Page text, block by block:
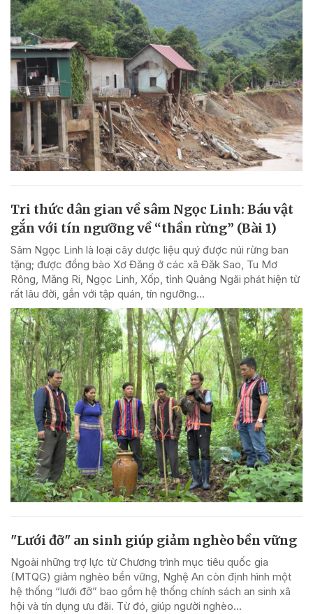
Tri thức dân gian về sâm Ngọc Linh: Báu vật
gắn với tín ngưỡng về “thần rừng” (Bài 1)
Sâm Ngọc Linh là loại cây dược liệu quý được núi rừng ban
tặng; được đồng bào Xơ Đăng ở các xã Đăk Sao, Tu Mơ
Rông, Măng Ri, Ngọc Linh, Xốp, tỉnh Quảng Ngãi phát hiện từ
rất lâu đời, gắn với tập quán, tín ngưỡng...
"Lưới đỡ" an sinh giúp giảm nghèo bền vững
Ngoài những trợ lực từ Chương trình mục tiêu quốc gia
(MTQG) giảm nghèo bền vững, Nghệ An còn định hình một
hệ thống “lưới đỡ” bao gồm hệ thống chính sách an sinh xã
hội và tín dụng ưu đãi. Từ đó, giúp người nghèo...